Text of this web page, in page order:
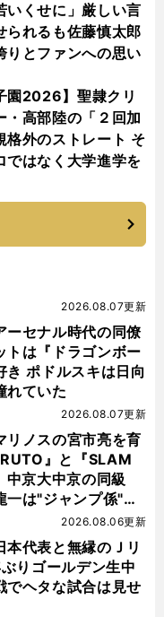
いくせに」厳しい言
られるも佐藤慎太郎
りとファンへの思い
園2026】聖隷クリ
・高部陸の「２回加
格外のストレート そ
ではなく大学進学を
ーセナル時代の同僚
トは『ドラゴンボー
き ポドルスキは日向
れていた
2026.08.07更新
リノスの宮市亮を育
』と『SLAM
京大中京の同級
一は"ジャンプ係"だ
2026.08.07更新
本代表と無縁のＪリ
りゴールデン生中
でヘタな試合は見せ
2026.08.06更新